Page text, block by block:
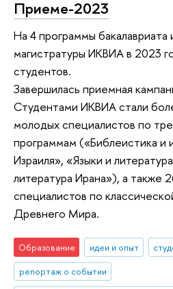
Приеме-2023
На 4 программы бакалавриата
магистратуры ИКВИА в 2023
студентов.
Завершилась приемная
Студентами ИКВИА стали
молодых специалистов по
программам («Библеистика и
Израиля», «Языки и
литература Ирана»), а также
специалистов по
Древнего Мира.
Образование идеи и опыт
репортаж о событии